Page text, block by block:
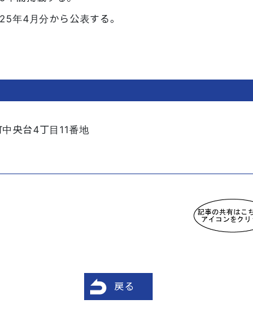
年4月分から公表する。
央台4丁目11番地
戻る